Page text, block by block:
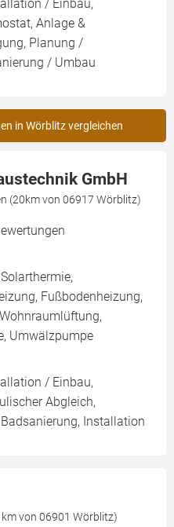
/ Einbau,
Anlage &
Planung /
/ Umbau
in Wörblitz vergleichen
GmbH
(20km von 06917 Wörblitz)
Fußbodenheizung,
Umwälzpumpe
/ Einbau,
Abgleich,
Installation
von 06901 Wörblitz)